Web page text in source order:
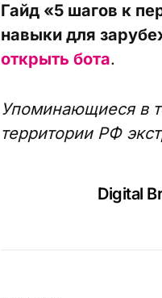
Гайд «5 шагов к
навыки для
открыть бота.
Упоминающиеся в
территории РФ
Digital